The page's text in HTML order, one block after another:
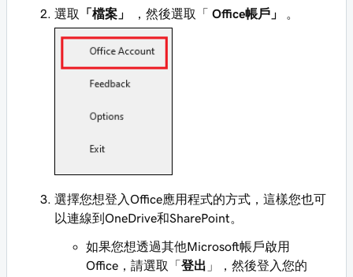
選取 「檔案」 ，然後選取「 Office帳戶」
選擇您想登入Office應用程式的方式，這樣您也可
以連線到OneDrive和SharePoint。
如果您想透過其他Microsoft帳戶啟用
Office，請選取「 登出 」，然後登入您的